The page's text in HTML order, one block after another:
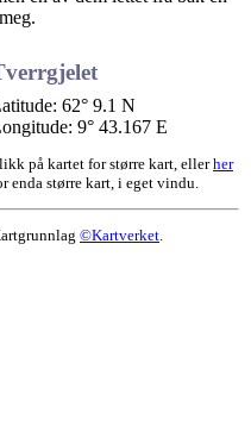
62° 9.1 N
9° 43.167 E
på kartet for større kart, ellerher
enda større kart, i eget vindu.
©Kartverket.